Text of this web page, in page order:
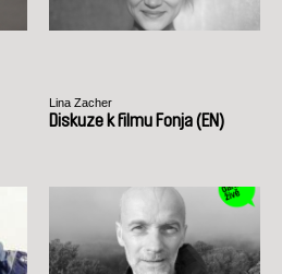
Lina Zacher
Diskuze k filmu Fonja (EN)